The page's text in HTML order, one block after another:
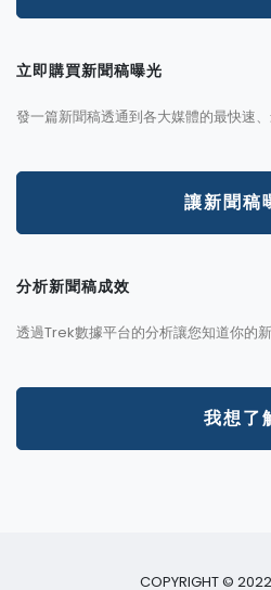
立即購買新聞稿曝光
發一篇新聞稿透通到各大媒體的最快速、
讓新聞稿
分析新聞稿成效
透過Trek數據平台的分析讓您知道你的
我想了
COPYRIGHT ©